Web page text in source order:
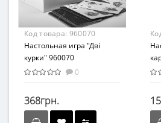
Код товара: 960070
Настольная игра "Дві
курки" 960070
0
368грн.